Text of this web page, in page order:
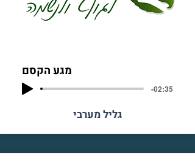
מגע הקסם
-02:35
גליל מערבי